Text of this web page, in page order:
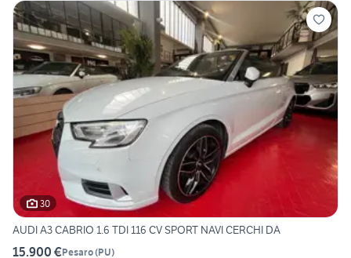
30
AUDI A3 CABRIO 1.6 TDI 116 CV SPORT NAVI CERCHI DA
15.900 €Pesaro(PU)